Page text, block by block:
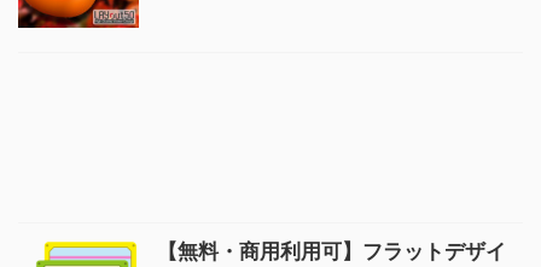
【無料・商用利用可】フラットデザイ